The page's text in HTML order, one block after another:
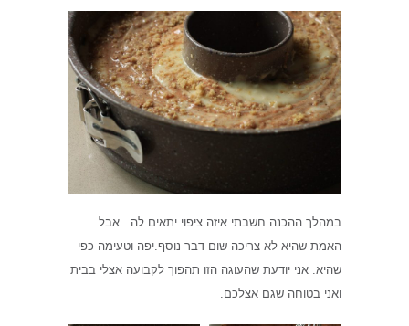
במהלך ההכנה חשבתי איזה ציפוי יתאים לה.. אבל
האמת שהיא לא צריכה שום דבר נוסף.יפה וטעימה כפי
שהיא. אני יודעת שהעוגה הזו תהפוך לקבועה אצלי בבית
ואני בטוחה שגם אצלכם.